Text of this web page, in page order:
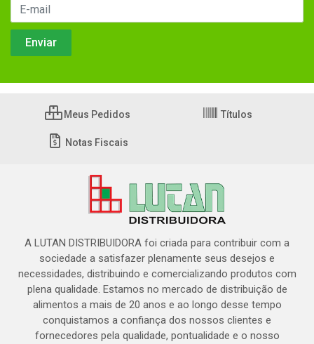
Meus Pedidos Títulos
Notas Fiscais
A LUTAN DISTRIBUIDORA foi criada para contribuir com a
sociedade a satisfazer plenamente seus desejos e
necessidades, distribuindo e comercializando produtos com
plena qualidade. Estamos no mercado de distribuição de
alimentos a mais de 20 anos e ao longo desse tempo
conquistamos a confiança dos nossos clientes e
fornecedores pela qualidade, pontualidade e o nosso